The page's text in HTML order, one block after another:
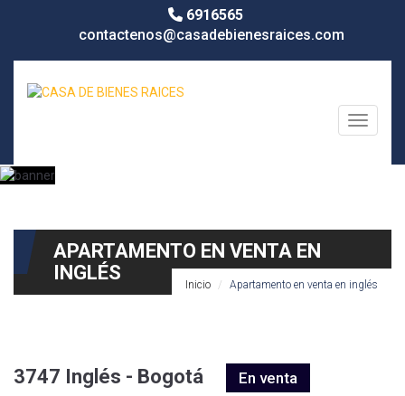
6916565
contactenos@casadebienesraices.com
Toggle
APARTAMENTO EN VENTA EN
INGLÉS
Inicio Apartamento en venta en inglés
3747 Inglés - Bogotá En venta